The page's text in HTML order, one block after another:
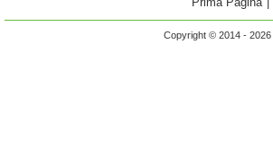
Copyright © 2014 -